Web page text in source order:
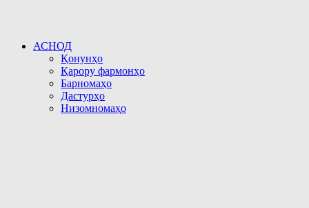
АСНОД
Қонунҳо
Қарору фармонҳо
Барномаҳо
Дастурҳо
Низомномаҳо